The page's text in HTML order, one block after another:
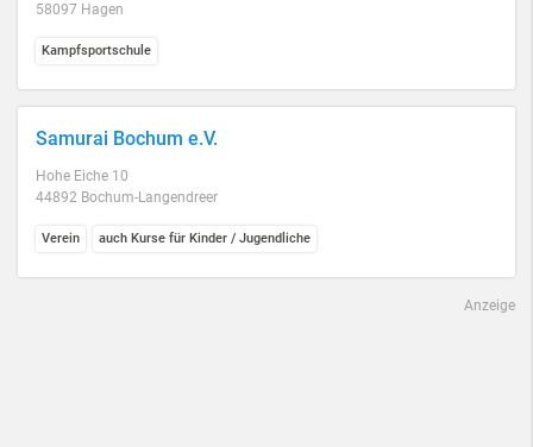
58097 Hagen
Kampfsportschule
Samurai Bochum e.V.
Hohe Eiche 10
44892 Bochum-Langendreer
Verein auch Kurse für Kinder / Jugendliche
Anzeige